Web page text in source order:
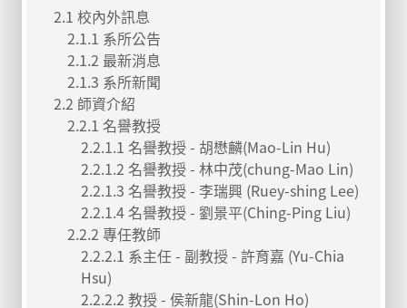
2.1 校內外訊息
2.1.1 系所公告
2.1.2 最新消息
2.1.3 系所新聞
2.2 師資介紹
2.2.1 名譽教授
2.2.1.1 名譽教授 - 胡懋麟(Mao-Lin Hu)
2.2.1.2 名譽教授 - 林中茂(chung-Mao Lin)
2.2.1.3 名譽教授 - 李瑞興 (Ruey-shing Lee)
2.2.1.4 名譽教授 - 劉景平(Ching-Ping Liu)
2.2.2 專任教師
2.2.2.1 系主任 - 副教授 - 許育嘉 (Yu-Chia
Hsu)
2.2.2.2 教授 - 侯新龍(Shin-Lon Ho)